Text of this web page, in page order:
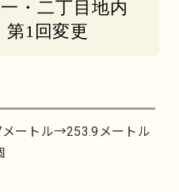
・二丁目地内
1回変更
ートル→253.9メートル